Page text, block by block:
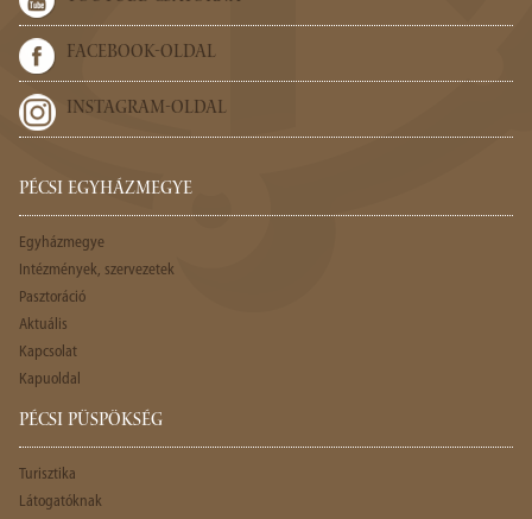
FACEBOOK-OLDAL
INSTAGRAM-OLDAL
PÉCSI EGYHÁZMEGYE
Egyházmegye
Intézmények, szervezetek
Pasztoráció
Aktuális
Kapcsolat
Kapuoldal
PÉCSI PÜSPÖKSÉG
Turisztika
Látogatóknak